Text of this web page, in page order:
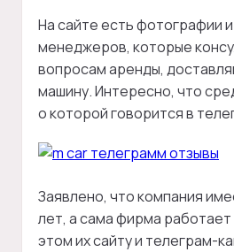
На сайте есть фотографии
менеджеров, которые
вопросам аренды,
машину. Интересно, что
о которой говорится в
Заявлено, что компания
лет, а сама фирма работает
этом их сайту и телеграм-